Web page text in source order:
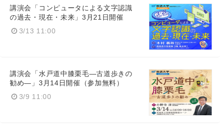
講演会「コンピュータによる文字認識
の過去・現在・未来」3月21日開催
3/13 11:00
講演会「水戸道中膝栗毛―古道歩きの
勧め―」3月14日開催（参加無料）
3/9 11:00